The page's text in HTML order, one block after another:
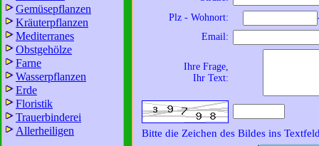
Gemüsepflanzen
Kräuterpflanzen
Mediterranes
Obstgehölze
Farne
Wasserpflanzen
Erde
Floristik
Trauerbinderei
Allerheiligen
8 - 18 Uhr
8 - 13 Uhr
und freuen uns auf
Ihren Besuch.
Plz - Wohnort:
Email:
Ihre Frage,
Ihr Text:
Bitte die Zeichen des Bildes ins